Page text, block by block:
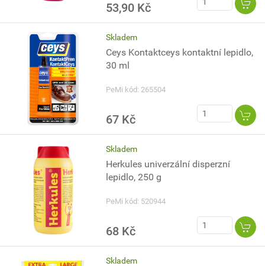
53,90 Kč
Skladem
Ceys Kontaktceys kontaktní lepidlo,
30 ml
PeMi kód: 265504
67 Kč
Skladem
Herkules univerzální disperzní
lepidlo, 250 g
PeMi kód: 520944
68 Kč
Skladem